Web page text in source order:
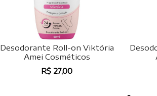
Desodorante Roll-on Viktória
Amei Cosméticos
R$ 27,00